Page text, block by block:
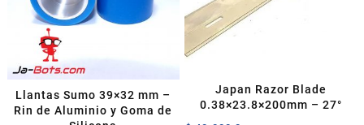
Llantas Sumo 39×32 mm –
Rin de Aluminio y Goma de
Japan Razor Blade
0.38×23.8×200mm – 27°